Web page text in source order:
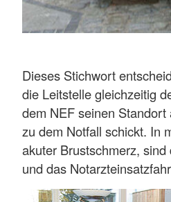
Dieses Stichwort
die Leitstelle gleichzeitig
dem NEF seinen
zu dem Notfall schickt. In
akuter Brustschmerz,
und das